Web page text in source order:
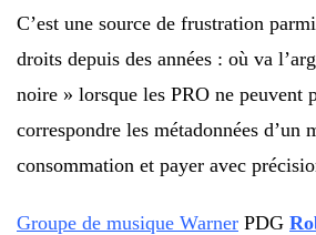
C’est une source de frustration
droits depuis des années : où va
noire » lorsque les PRO ne peuvent
correspondre les métadonnées d’un
consommation et payer avec
Groupe de musique Warner PDG